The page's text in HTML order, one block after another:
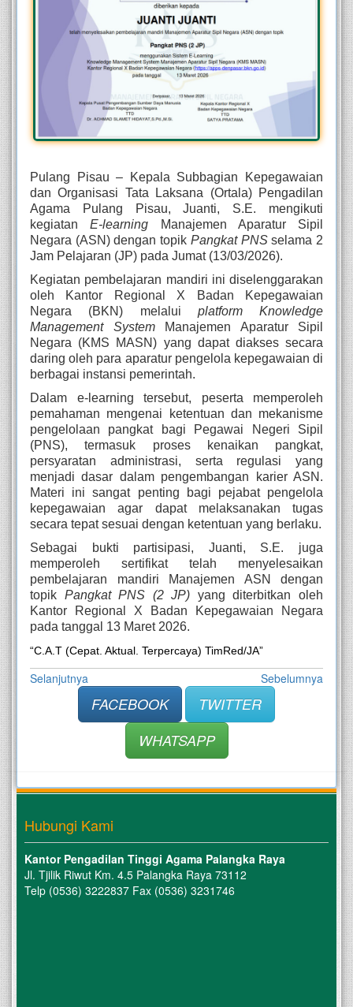
Pulang Pisau – Kepala Subbagian Kepegawaian
dan Organisasi Tata Laksana (Ortala) Pengadilan
Agama Pulang Pisau, Juanti, S.E. mengikuti
kegiatanE-learning Manajemen Aparatur Sipil
Negara (ASN) dengan topik Pangkat PNSselama 2
Jam Pelajaran (JP) pada Jumat (13/03/2026).
Kegiatan pembelajaran mandiri ini diselenggarakan
oleh Kantor Regional X Badan Kepegawaian
Negara (BKN) melalui platform Knowledge
Management SystemManajemen Aparatur Sipil
Negara (KMS MASN) yang dapat diakses secara
daring oleh para aparatur pengelola kepegawaian di
berbagai instansi pemerintah.
Dalam e-learning tersebut, peserta memperoleh
pemahaman mengenai ketentuan dan mekanisme
pengelolaan pangkat bagi Pegawai Negeri Sipil
(PNS), termasuk proses kenaikan pangkat,
persyaratan administrasi, serta regulasi yang
menjadi dasar dalam pengembangan karier ASN.
Materi ini sangat penting bagi pejabat pengelola
kepegawaian agar dapat melaksanakan tugas
secara tepat sesuai dengan ketentuan yang berlaku.
Sebagai bukti partisipasi, Juanti, S.E. juga
memperoleh sertifikat telah menyelesaikan
pembelajaran mandiri Manajemen ASN dengan
topik Pangkat PNS (2 JP) yang diterbitkan oleh
Kantor Regional X Badan Kepegawaian Negara
pada tanggal 13 Maret 2026.
“C.A.T (Cepat. Aktual. Terpercaya) TimRed/JA”
Selanjutnya Sebelumnya
FACEBOOK
TWITTER
WHATSAPP
Hubungi Kami
Kantor Pengadilan Tinggi Agama Palangka Raya
Jl. Tjilik Riwut Km. 4.5 Palangka Raya 73112
Telp (0536) 3222837 Fax (0536) 3231746